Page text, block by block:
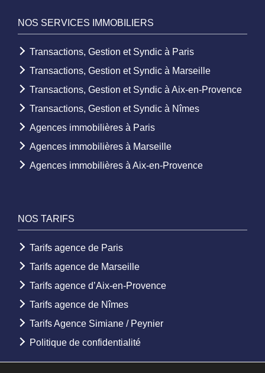
NOS SERVICES IMMOBILIERS
Transactions, Gestion et Syndic à Paris
Transactions, Gestion et Syndic à Marseille
Transactions, Gestion et Syndic à Aix-en-Provence
Transactions, Gestion et Syndic à Nîmes
Agences immobilières à Paris
Agences immobilières à Marseille
Agences immobilières à Aix-en-Provence
NOS TARIFS
Tarifs agence de Paris
Tarifs agence de Marseille
Tarifs agence d’Aix-en-Provence
Tarifs agence de Nîmes
Tarifs Agence Simiane / Peynier
Politique de confidentialité